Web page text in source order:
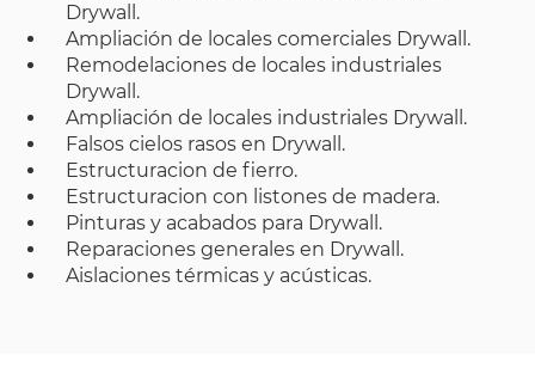
Drywall.
Ampliación de locales comerciales Drywall.
Remodelaciones de locales industriales
Drywall.
Ampliación de locales industriales Drywall.
Falsos cielos rasos en Drywall.
Estructuracion de fierro.
Estructuracion con listones de madera.
Pinturas y acabados para Drywall.
Reparaciones generales en Drywall.
Aislaciones térmicas y acústicas.